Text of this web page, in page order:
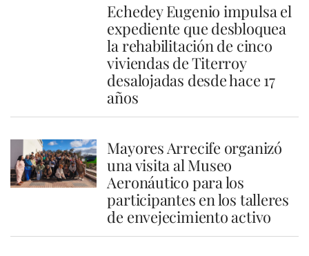
Echedey Eugenio impulsa el
expediente que desbloquea
la rehabilitación de cinco
viviendas de Titerroy
desalojadas desde hace 17
años
Mayores Arrecife organizó
una visita al Museo
Aeronáutico para los
participantes en los talleres
de envejecimiento activo